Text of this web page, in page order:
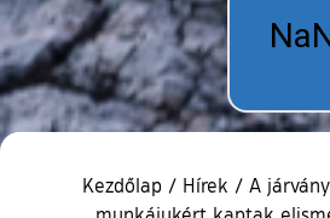
Kezdőlap / Hírek / A